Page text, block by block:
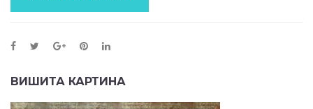
ВИШИТА КАРТИНА